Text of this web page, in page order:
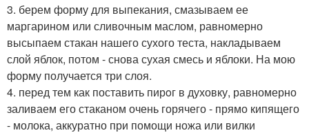
3. берем форму для выпекания, смазываем ее
маргарином или сливочным маслом, равномерно
высыпаем стакан нашего сухого теста, накладываем
слой яблок, потом - снова сухая смесь и яблоки. На мою
форму получается три слоя.
4. перед тем как поставить пирoг в духовку, равномерно
заливаем его стаканом очень горячего - прямо кипящего
- молока, аккуратно при помощи ножа или вилки